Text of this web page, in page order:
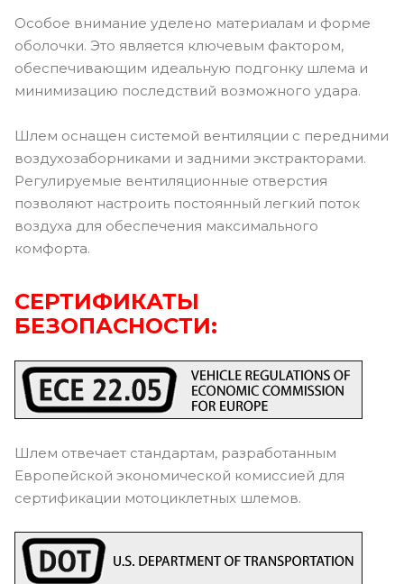
Особое внимание уделено материалам и форме
оболочки. Это является ключевым фактором,
обеспечивающим идеальную подгонку шлема и
минимизацию последствий возможного удара.
Шлем оснащен системой вентиляции с передними
воздухозаборниками и задними экстракторами.
Регулируемые вентиляционные отверстия
позволяют настроить постоянный легкий поток
воздуха для обеспечения максимального
комфорта.
СЕРТИФИКАТЫ
БЕЗОПАСНОСТИ:
Шлем отвечает стандартам, разработанным
Европейской экономической комиссией для
сертификации мотоциклетных шлемов.